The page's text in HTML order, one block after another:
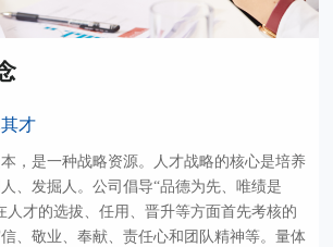
才
，是一种战略资源。人才战略的核心是培养
、发掘人。公司倡导“品德为先、唯绩是
人才的选拔、任用、晋升等方面首先考核的
、敬业、奉献、责任心和团队精神等。量体